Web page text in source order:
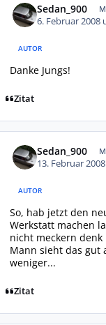
Sedan_900
6. Februar 2008
AUTOR
Danke Jungs!
Zitat
Sedan_900
13. Februar
AUTOR
So, hab jetzt den
Werkstatt machen
nicht meckern denk
Mann sieht das gut
weniger...
Zitat